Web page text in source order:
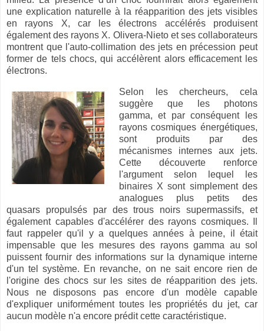
une explication naturelle à la réapparition des jets visibles
en rayons X, car les électrons accélérés produisent
également des rayons X. Olivera-Nieto et ses collaborateurs
montrent que l'auto-collimation des jets en précession peut
former de tels chocs, qui accélèrent alors efficacement les
électrons.
Selon les chercheurs, cela
suggère que les photons
gamma, et par conséquent les
rayons cosmiques énergétiques,
sont produits par des
mécanismes internes aux jets.
Cette découverte renforce
l'argument selon lequel les
binaires X sont simplement des
analogues plus petits des
quasars propulsés par des trous noirs supermassifs, et
également capables d'accélérer des rayons cosmiques. Il
faut rappeler qu'il y a quelques années à peine, il était
impensable que les mesures des rayons gamma au sol
puissent fournir des informations sur la dynamique interne
d'un tel système. En revanche, on ne sait encore rien de
l'origine des chocs sur les sites de réapparition des jets.
Nous ne disposons pas encore d'un modèle capable
d'expliquer uniformément toutes les propriétés du jet, car
aucun modèle n'a encore prédit cette caractéristique.